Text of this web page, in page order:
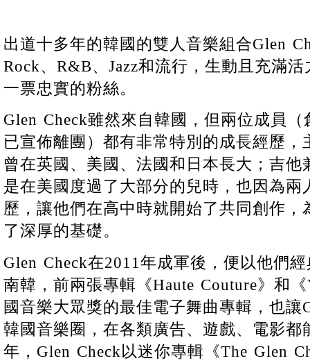
出道十多年的韓國的雙人音樂組合Glen
Rock、R&B、Jazz和流行，生動且充滿
一票忠實的粉絲。
Glen Check雖然來自韓國，但兩位成員
已宣佈離團）都有非常特別的成長經歷，
曾在英國、美國、法國和日本長大；吉
是在美國度過了大部分的兒時，也因為
歷，讓他們在高中時就開始了共同創作，
了深厚的基礎。
Glen Check在2011年成軍後，便以他們
南韓，前兩張專輯《Haute Couture》和
國音樂大眾獎的最佳電子舞曲專輯，也讓
韓國音樂圈，在各類廣告、遊戲、電影都
年，Glen Check以迷你專輯《The Glen